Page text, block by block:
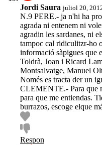
Jordi Saura juliol 20,
N.9 PERE.- ja n'hi ha
agrada ni entenem ni
agradin les sardanes, ni
tampoc cal ridiculitzr-ho
informació sàpigues que
Toldrà, Joan i Ricard
Montsalvatge, Manuel
Només es tracta der un
CLEMENTE.- Para que
para que me entiendas.
burrazos, escoge elque
Respon